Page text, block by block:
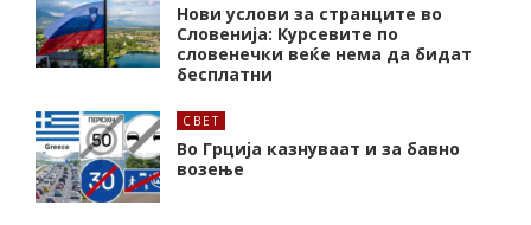
Нови услови за странците во
Словенија: Курсевите по
словенечки веќе нема да бидат
бесплатни
СВЕТ
Во Грција казнуваат и за бавно
возење